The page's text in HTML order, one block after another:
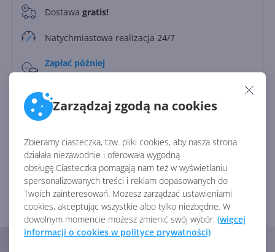
Zarządzaj zgodą na cookies
Zbieramy ciasteczka, tzw. pliki cookies, aby nasza strona
działała niezawodnie i oferowała wygodną
obsługę.Ciasteczka pomagają nam też w wyświetlaniu
spersonalizowanych treści i reklam dopasowanych do
Twoich zainteresowań. Możesz zarządzać ustawieniami
cookies, akceptując wszystkie albo tylko niezbędne. W
dowolnym momencie możesz zmienić swój wybór. (więcej
informacji o cookies w polityce prywatności)
0 Dostawa gratis!
Natychmiastowa realizacja 24/7
Zapłać później
Do30 dni
Identyfikator:
Kod producenta: DG7GMGF0PN46
Zobacz porównanie z innymi pakietami